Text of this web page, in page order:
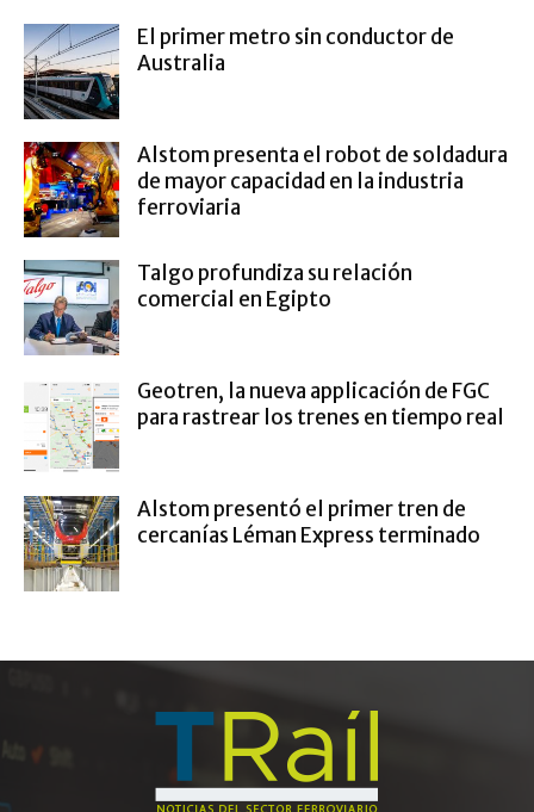
El primer metro sin conductor de
Australia
Alstom presenta el robot de soldadura
de mayor capacidad en la industria
ferroviaria
Talgo profundiza su relación
comercial en Egipto
Geotren, la nueva applicación de FGC
para rastrear los trenes en tiempo real
Alstom presentó el primer tren de
cercanías Léman Express terminado